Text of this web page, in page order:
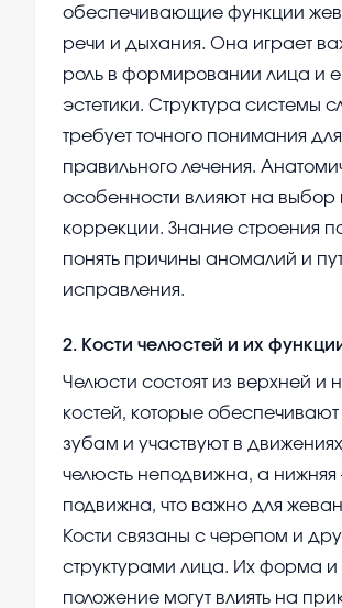
обеспечивающие функции
речи и дыхания. Она играет
роль в формировании лица и
эстетики. Структура системы
требует точного понимания для
правильного лечения.
особенности влияют на выбор
коррекции. Знание строения
понять причины аномалий и
исправления.
2. Кости челюстей и их
Челюсти состоят из верхней и
костей, которые
зубам и участвуют в
челюсть неподвижна, а
подвижна, что важно для
Кости связаны с черепом и
структурами лица. Их форма и
положение могут влиять на